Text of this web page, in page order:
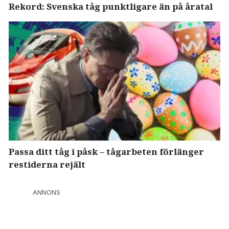
Rekord: Svenska tåg punktligare än på åratal
Passa ditt tåg i påsk – tågarbeten förlänger
restiderna rejält
ANNONS